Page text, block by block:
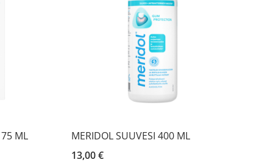
ML
MERIDOL SUUVESI 400 ML
13,00 €